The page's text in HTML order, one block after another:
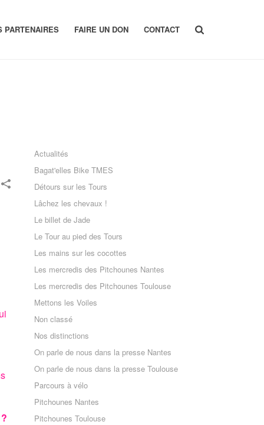
PARTENAIRES FAIRE UN DON CONTACT
Actualités
Bagat'elles Bike TMES
Détours sur les Tours
Lâchez les chevaux !
Le billet de Jade
Le Tour au pied des Tours
Les mains sur les cocottes
Les mercredis des Pitchounes Nantes
Les mercredis des Pitchounes Toulouse
Mettons les Voiles
Non classé
Nos distinctions
On parle de nous dans la presse Nantes
On parle de nous dans la presse Toulouse
Parcours à vélo
Pitchounes Nantes
Pitchounes Toulouse